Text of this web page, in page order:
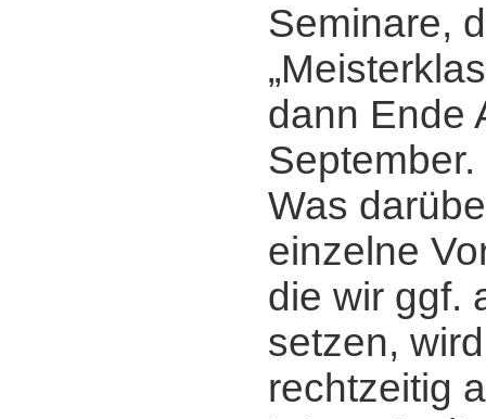
Seminare,
dann Ende
September.
Was
einzelne
die wir ggf.
setzen,
rechtzeitig